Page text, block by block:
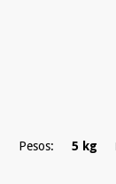
Pesos: 5 kg